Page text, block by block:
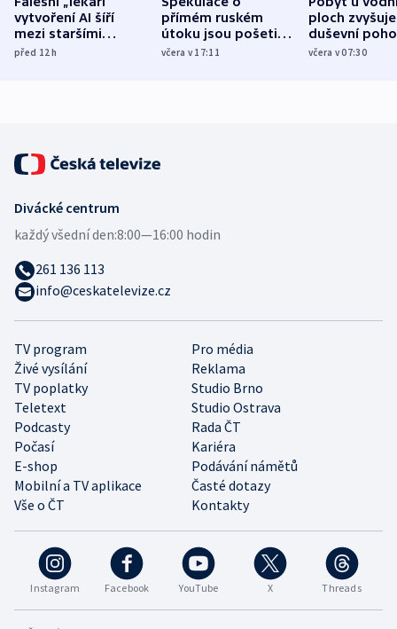
vytvoření AI šíří
mezi staršími
Poláky nebezpečné
před 12h
přímém ruském
útoku jsou pošetilé,
míní estonský
včera v 17:11
ploch zvyšuje
duševní
ukázala
včera v 07:30
Instagram Facebook YouTube X Threads
TV program
Pro média
Živé vysílání
Reklama
TV poplatky
Studio Brno
Teletext
Studio Ostrava
Podcasty
Rada ČT
Počasí
Kariéra
E-shop
Podávání námětů
Mobilní a TV aplikace
Časté dotazy
Vše o ČT
Kontakty
Divácké centrum
každý všední den:8:00—16:00 hodin
261 136 113
info@ceskatelevize.cz